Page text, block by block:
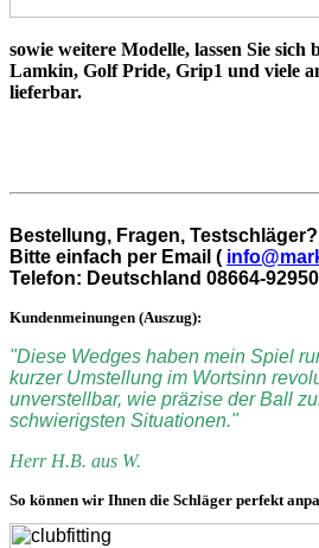
sowie weitere Modelle, lassen Sie sich
Lamkin, Golf Pride, Grip1 und viele
lieferbar.
Bestellung, Fragen, Testschläger?
Bitte einfach per Email (
Telefon: Deutschland 08664-
Kundenmeinungen (Auszug):
"Diese Wedges haben mein Spiel
kurzer Umstellung im Wortsinn
unverstellbar, wie präzise der Ball
schwierigsten Situationen."
Herr H.B. aus W.
So können wir Ihnen die Schläger perfekt